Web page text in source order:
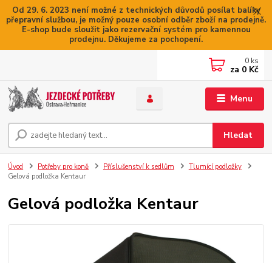
Od 29. 6. 2023 není možné z technických důvodů posílat balíky
přepravní službou, je možný pouze osobní odběr zboží na prodejně.
E-shop bude sloužit jako rezervační systém pro kamennou
prodejnu. Děkujeme za pochopení.
Menu
Hledat
0 ks
za 0 Kč
Úvod Potřeby pro koně Příslušenství k sedlům
Tlumící podložky
Gelová podložka Kentaur
Gelová podložka Kentaur